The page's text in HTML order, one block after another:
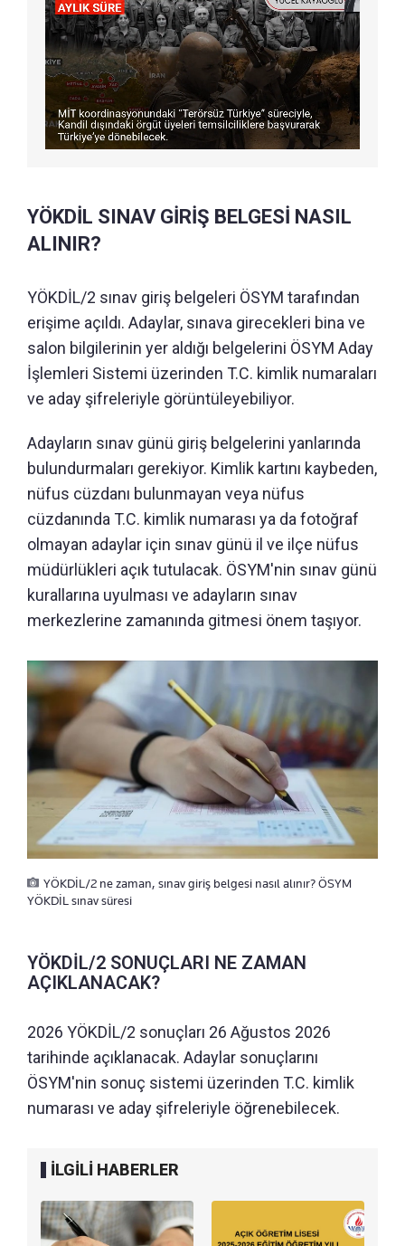
YÖKDİL SINAV GİRİŞ BELGESİ NASIL
ALINIR?
YÖKDİL/2 sınav giriş belgeleri ÖSYM tarafından
erişime açıldı. Adaylar, sınava girecekleri bina ve
salon bilgilerinin yer aldığı belgelerini ÖSYM Aday
İşlemleri Sistemi üzerinden T.C. kimlik numaraları
ve aday şifreleriyle görüntüleyebiliyor.
Adayların sınav günü giriş belgelerini yanlarında
bulundurmaları gerekiyor. Kimlik kartını kaybeden,
nüfus cüzdanı bulunmayan veya nüfus
cüzdanında T.C. kimlik numarası ya da fotoğraf
olmayan adaylar için sınav günü il ve ilçe nüfus
müdürlükleri açık tutulacak. ÖSYM'nin sınav günü
kurallarına uyulması ve adayların sınav
merkezlerine zamanında gitmesi önem taşıyor.
YÖKDİL/2 ne zaman, sınav giriş belgesi nasıl alınır? ÖSYM
YÖKDİL sınav süresi
YÖKDİL/2 SONUÇLARI NE ZAMAN
AÇIKLANACAK?
2026 YÖKDİL/2 sonuçları 26 Ağustos 2026
tarihinde açıklanacak. Adaylar sonuçlarını
ÖSYM'nin sonuç sistemi üzerinden T.C. kimlik
numarası ve aday şifreleriyle öğrenebilecek.
İLGİLİ HABERLER